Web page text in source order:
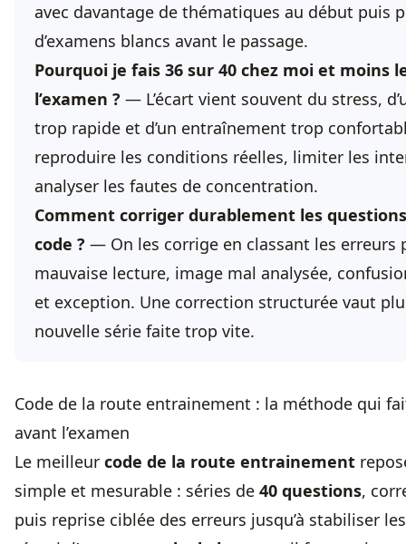
avec davantage de thématiques au début puis
d’examens blancs avant le passage.
Pourquoi je fais 36 sur 40 chez moi et moins
l’examen ? — L’écart vient souvent du stress,
trop rapide et d’un entraînement trop
reproduire les conditions réelles, limiter les
analyser les fautes de concentration.
Comment corriger durablement les
code ? — On les corrige en classant les erreurs
mauvaise lecture, image mal analysée,
et exception. Une correction structurée vaut
nouvelle série faite trop vite.
Code de la route entrainement : la méthode qui
avant l’examen
Le meilleur code de la route entrainement
simple et mesurable : séries de 40 questions,
puis reprise ciblée des erreurs jusqu’à stabiliser